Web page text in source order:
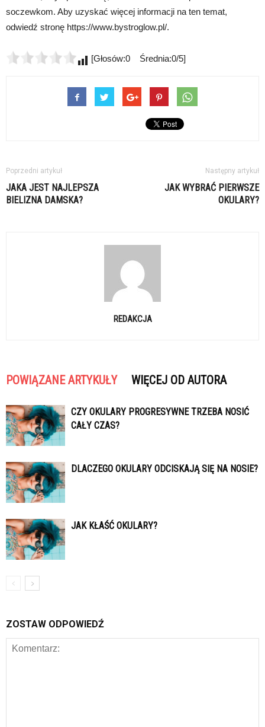
soczewkom. Aby uzyskać więcej informacji na ten temat,
odwiedź stronę https://www.bystroglow.pl/.
[Głosów:0 Średnia:0/5]
Poprzedni artykuł
JAKA JEST NAJLEPSZA
BIELIZNA DAMSKA?
Następny artykuł
JAK WYBRAĆ PIERWSZE
OKULARY?
REDAKCJA
POWIĄZANE ARTYKUŁY WIĘCEJ OD AUTORA
CZY OKULARY PROGRESYWNE TRZEBA NOSIĆ
CAŁY CZAS?
DLACZEGO OKULARY ODCISKAJĄ SIĘ NA NOSIE?
JAK KŁAŚĆ OKULARY?
ZOSTAW ODPOWIEDŹ